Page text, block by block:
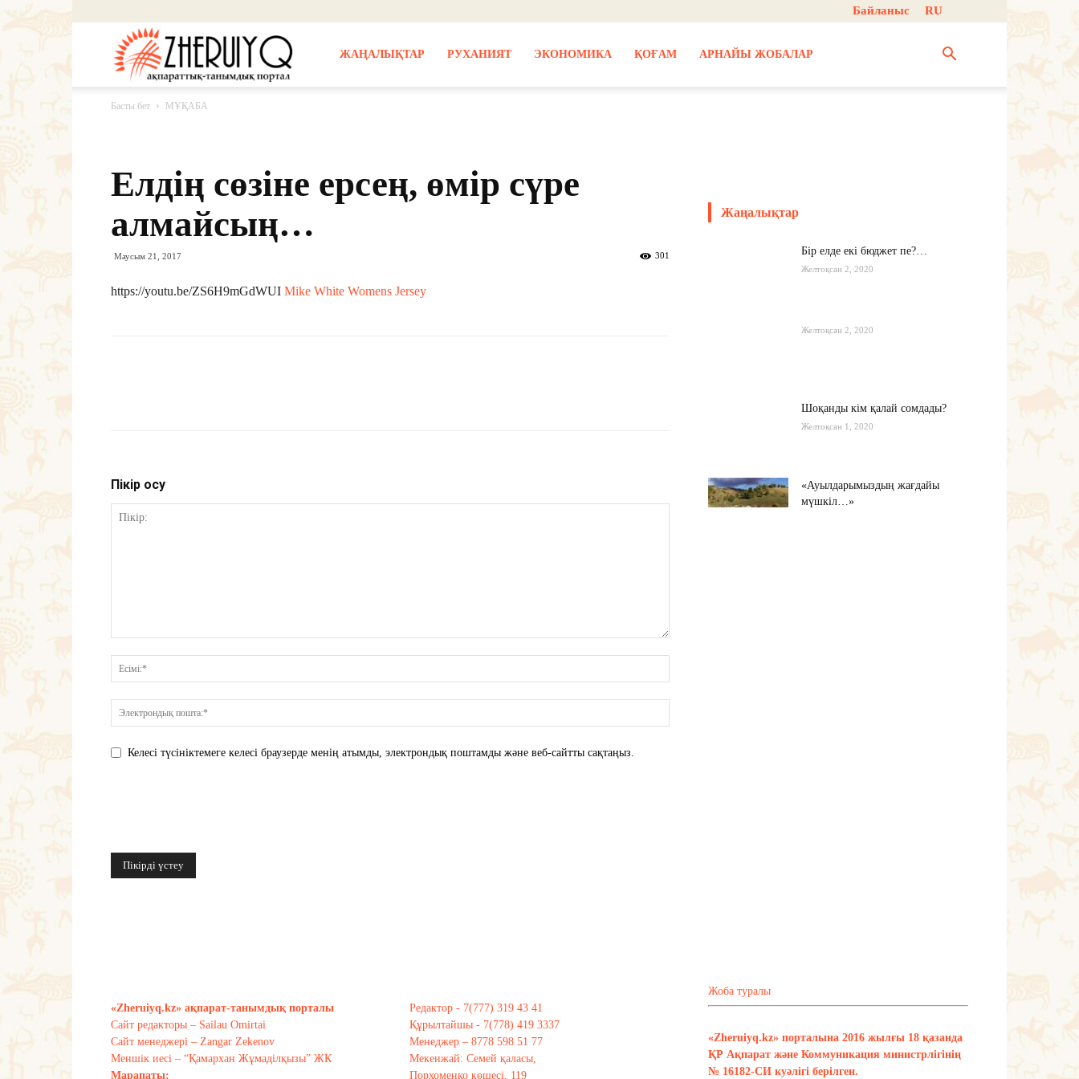
Байланыс RU
ЖАҢАЛЫҚТАР РУХАНИЯТ ЭКОНОМИКА ҚОҒАМ АРНАЙЫ ЖОБАЛАР
Басты бет МҰҚАБА
Елдің сөзіне ерсең, өмір сүре
алмайсың…
Маусым 21, 2017 301
https://youtu.be/ZS6H9mGdWUI Mike White Womens Jersey
Пікір қосу
Келесі түсініктемеге келесі браузерде менің атымды, электрондық поштамды және веб-сайтты сақтаңыз.
Жаңалықтар
Бір елде екі бюджет пе?…
Желтоқсан 2, 2020
Желтоқсан 2, 2020
Шоқанды кім қалай сомдады?
Желтоқсан 1, 2020
«Ауылдарымыздың жағдайы
мүшкіл…»
«Zheruiyq.kz» ақпарат-танымдық порталы
Сайт редакторы – Sailau Omirtai
Сайт менеджері – Zangar Zekenov
Меншік иесі – “Қамархан Жұмаділқызы” ЖК
Марапаты:
Редактор - 7(777) 319 43 41
Құрылтайшы - 7(778) 419 3337
Менеджер – 8778 598 51 77
Мекенжай: Семей қаласы,
Порхоменко көшесі, 119
Жоба туралы
«Zheruiyq.kz» порталына 2016 жылғы 18 қазанда
ҚР Ақпарат және Коммуникация министрлігінің
№ 16182-СИ куәлігі берілген.